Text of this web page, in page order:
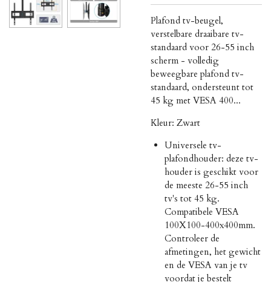
Plafond tv-beugel,
verstelbare draaibare tv-
standaard voor 26-55 inch
scherm - volledig
beweegbare plafond tv-
standaard, ondersteunt tot
45 kg met VESA 400...
Kleur: Zwart
Universele tv-
plafondhouder: deze tv-
houder is geschikt voor
de meeste 26-55 inch
tv's tot 45 kg.
Compatibele VESA
100X100-400x400mm.
Controleer de
afmetingen, het gewicht
en de VESA van je tv
voordat je bestelt